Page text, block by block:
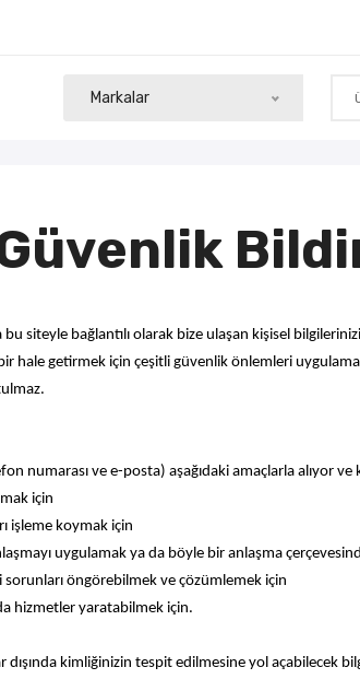
Markalar
bu siteyle bağlantılı olarak bize ulaşan kişisel
hale getirmek için çeşitli güvenlik önlemleri
numarası ve e-posta) aşağıdaki amaçlarla alıyor ve
için
işleme koymak için
uygulamak ya da böyle bir anlaşma
sorunları öngörebilmek ve çözümlemek için
hizmetler yaratabilmek için.
kimliğinizin tespit edilmesine yol açabilecek